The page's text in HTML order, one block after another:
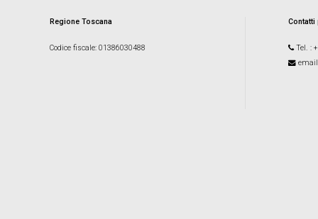
Regione Toscana
Codice fiscale: 01386030488 Tel. :
email